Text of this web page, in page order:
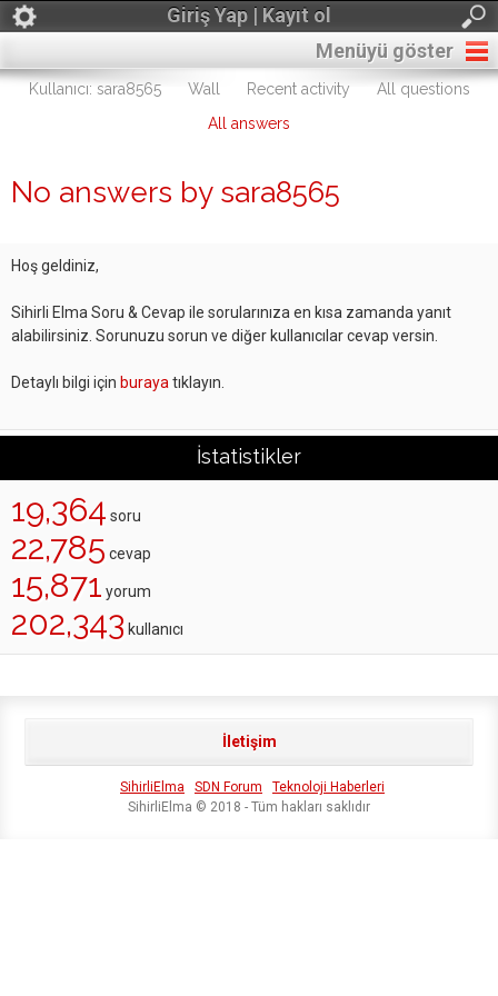
Giriş Yap | Kayıt ol
Menüyü göster
Kullanıcı: sara8565 Wall Recent activity
All questions
All answers
No answers by sara8565
Hoş geldiniz,
Sihirli Elma Soru & Cevap ile sorularınıza en kısa zamanda yanıt
alabilirsiniz. Sorunuzu sorun ve diğer kullanıcılar cevap versin.
Detaylı bilgi için buraya tıklayın.
İstatistikler
19,364 soru
22,785 cevap
15,871 yorum
202,343 kullanıcı
İletişim
SihirliElma SDN Forum
Teknoloji Haberleri
SihirliElma © 2018 - Tüm hakları saklıdır